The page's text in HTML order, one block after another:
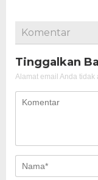
Komentar
Tinggalkan
Alamat email Anda